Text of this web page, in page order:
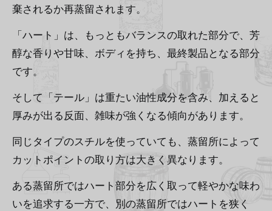
棄されるか再蒸留されます。
「ハート」は、もっともバランスの取れた部分で、芳
醇な香りや甘味、ボディを持ち、最終製品となる部分
です。
そして「テール」は重たい油性成分を含み、加えると
厚みが出る反面、雑味が強くなる傾向があります。
同じタイプのスチルを使っていても、蒸留所によって
カットポイントの取り方は大きく異なります。
ある蒸留所ではハート部分を広く取って軽やかな味わ
いを追求する一方で、別の蒸留所ではハートを狭く